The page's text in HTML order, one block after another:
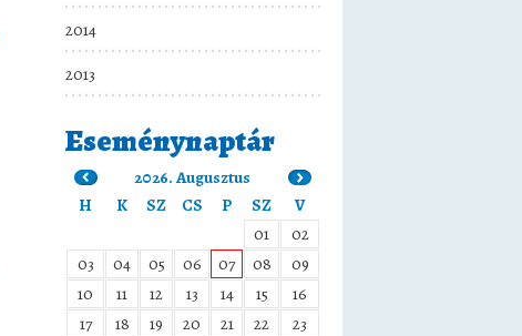
2014
2013
Eseménynaptár
2026. Augusztus
H
K SZ CS P SZ
V
01
02
03
04 05 06 07 08
09
10
11 12 13 14 15
16
17
18 19 20 21 22
23